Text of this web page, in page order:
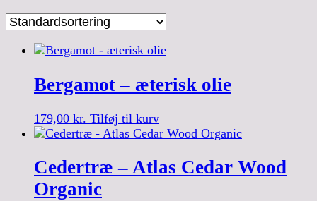
Bergamot – æterisk olie
179,00 kr. Tilføj til kurv
Cedertræ – Atlas Cedar Wood
Organic